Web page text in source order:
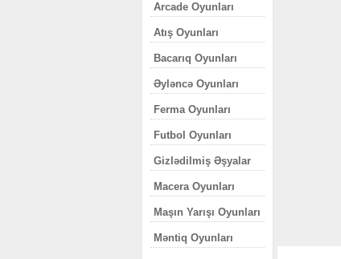
Arcade Oyunları
Atış Oyunları
Bacarıq Oyunları
Əyləncə Oyunları
Ferma Oyunları
Futbol Oyunları
Gizlədilmiş Əşyalar
Macera Oyunları
Maşın Yarışı Oyunları
Məntiq Oyunları